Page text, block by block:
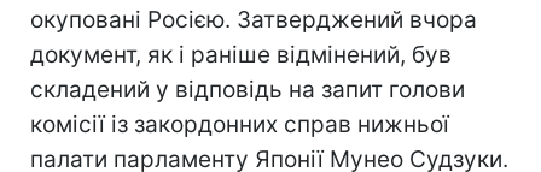
окуповані Росією. Затверджений вчора
документ, як і раніше відмінений, був
складений у відповідь на запит голови
комісії із закордонних справ нижньої
палати парламенту Японії Мунео Судзуки.